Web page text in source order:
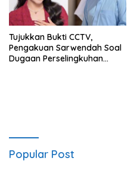
Tujukkan Bukti CCTV,
Pengakuan Sarwendah Soal
Dugaan Perselingkuhan
Popular Post